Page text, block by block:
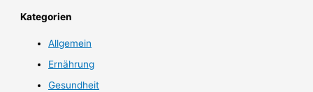
Kategorien
Allgemein
Ernährung
Gesundheit